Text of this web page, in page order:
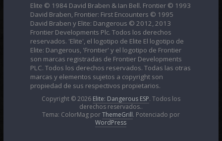
Elite © 1984 David Braben & Ian Bell. Frontier © 1993
David Braben, Frontier: First Encounters © 1995
David Braben y Elite: Dangerous © 2012, 2013
Frontier Developments Plc. Todos los derechos
reservados. 'Elite', el logotipo de Elite El logotipo de
Elite: Dangerous, 'Frontier' y el logotipo de Frontier
son marcas registradas de Frontier Developments
PLC. Todos los derechos reservados. Todas las otras
marcas y elementos sujetos a copyright son
propiedad de sus respectivos propietarios.
Copyright © 2026 Elite: Dangerous ESP. Todos los
derechos reservados..
Tema: ColorMag porThemeGrill. Potenciado por
WordPress